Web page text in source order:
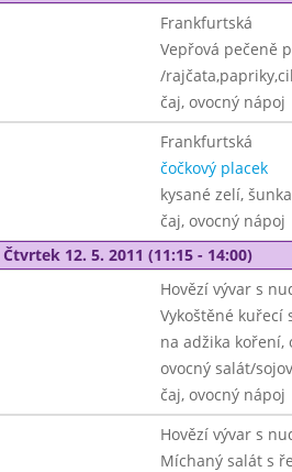
Frankfurtská
Vepřová pečeně
/
čaj, ovocný nápoj
Frankfurtská
čočkový placek
kysané zelí, šunka
čaj, ovocný nápoj
Čtvrtek 12. 5. 2011 (11:15 - 14:00)
Hovězí vývar s
Vykoštěné kuřecí
na adžika koření,
ovocný salát/
čaj, ovocný nápoj
Hovězí vývar s
Míchaný salát s